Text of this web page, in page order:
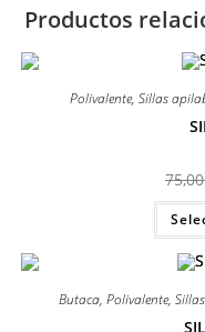
Productos
Polivalente, Sillas
Butaca, Polivalente,